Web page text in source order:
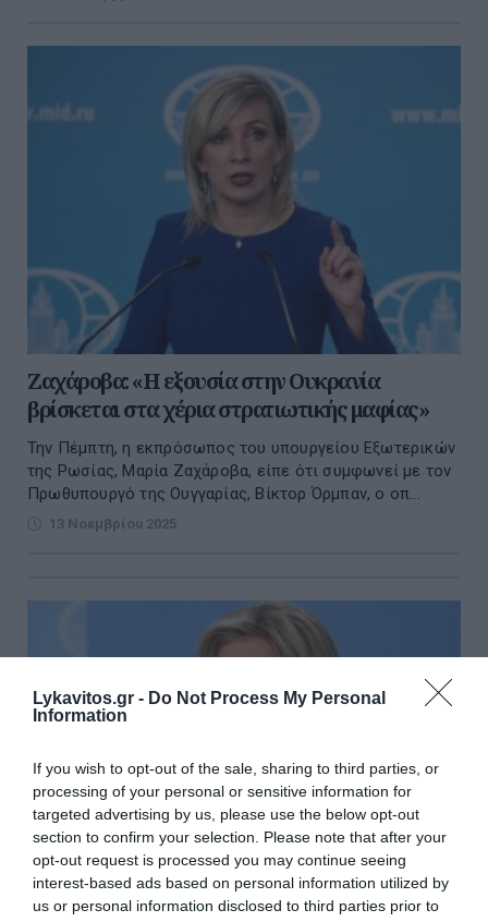
Lykavitos.gr - Do Not Process My Personal
Information
If you wish to opt-out of the sale, sharing to third parties, or
processing of your personal or sensitive information for
targeted advertising by us, please use the below opt-out
section to confirm your selection. Please note that after your
opt-out request is processed you may continue seeing
interest-based ads based on personal information utilized by
us or personal information disclosed to third parties prior to
Ζαχάροβα: «Η εξουσία στην Ουκρανία
βρίσκεται στα χέρια στρατιωτικής μαφίας»
Την Πέμπτη, η εκπρόσωπος του υπουργείου Εξωτερικών
της Ρωσίας, Μαρία Ζαχάροβα, είπε ότι συμφωνεί με τον
Πρωθυπουργό της Ουγγαρίας, Βίκτορ Όρμπαν, ο οπ...
13 Νοεμβρίου 2025